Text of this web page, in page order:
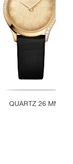
QUARTZ 26 MM